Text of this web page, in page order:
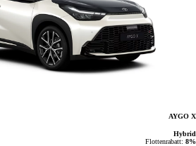
AYGO X
Hybrid
Flottenrabatt: 8%